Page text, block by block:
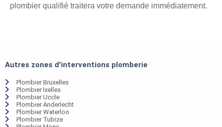
plombier qualifié traitera votre demande immédiatement.
Autres zones d'interventions plomberie
Plombier Bruxelles
Plombier Ixelles
Plombier Uccle
Plombier Anderlecht
Plombier Waterloo
Plombier Tubize